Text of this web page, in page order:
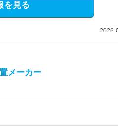
を見る
2026-
メーカー